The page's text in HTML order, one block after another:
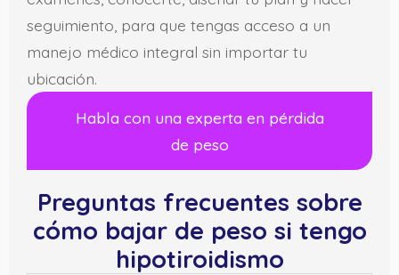
seguimiento, para que tengas acceso a un
manejo médico integral sin importar tu
ubicación.
Habla con una experta en pérdida
de peso
Preguntas frecuentes sobre
cómo bajar de peso si tengo
hipotiroidismo